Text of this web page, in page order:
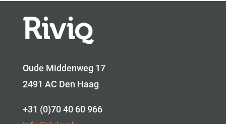
Oude Middenweg 17
2491 AC Den Haag
+31 (0)70 40 60 966